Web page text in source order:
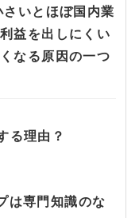
いとほぼ国内業
益を出しにくい
なる原因の一つ
る理由？
は専門知識のな